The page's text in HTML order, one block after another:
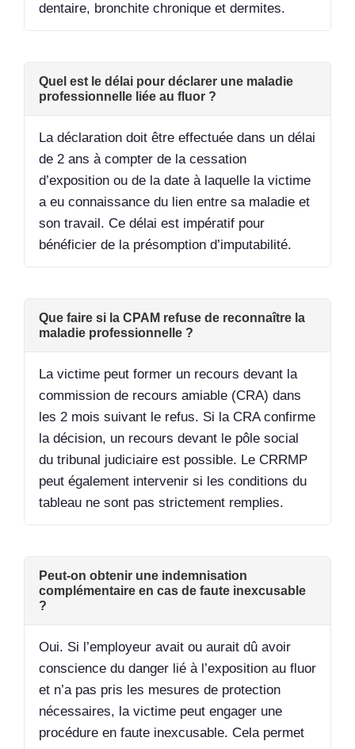
dentaire, bronchite chronique et dermites.
Quel est le délai pour déclarer une maladie
professionnelle liée au fluor ?
La déclaration doit être effectuée dans un délai
de 2 ans à compter de la cessation
d’exposition ou de la date à laquelle la victime
a eu connaissance du lien entre sa maladie et
son travail. Ce délai est impératif pour
bénéficier de la présomption d’imputabilité.
Que faire si la CPAM refuse de reconnaître la
maladie professionnelle ?
La victime peut former un recours devant la
commission de recours amiable (CRA) dans
les 2 mois suivant le refus. Si la CRA confirme
la décision, un recours devant le pôle social
du tribunal judiciaire est possible. Le CRRMP
peut également intervenir si les conditions du
tableau ne sont pas strictement remplies.
Peut-on obtenir une indemnisation
complémentaire en cas de faute inexcusable
?
Oui. Si l’employeur avait ou aurait dû avoir
conscience du danger lié à l’exposition au fluor
et n’a pas pris les mesures de protection
nécessaires, la victime peut engager une
procédure en faute inexcusable. Cela permet